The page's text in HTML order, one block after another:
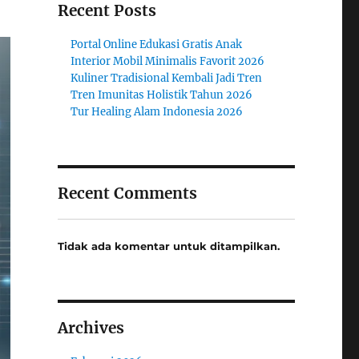
Recent Posts
Portal Online Edukasi Gratis Anak
Interior Mobil Minimalis Favorit 2026
Kuliner Tradisional Kembali Jadi Tren
Tren Imunitas Holistik Tahun 2026
Tur Healing Alam Indonesia 2026
Recent Comments
Tidak ada komentar untuk ditampilkan.
Archives